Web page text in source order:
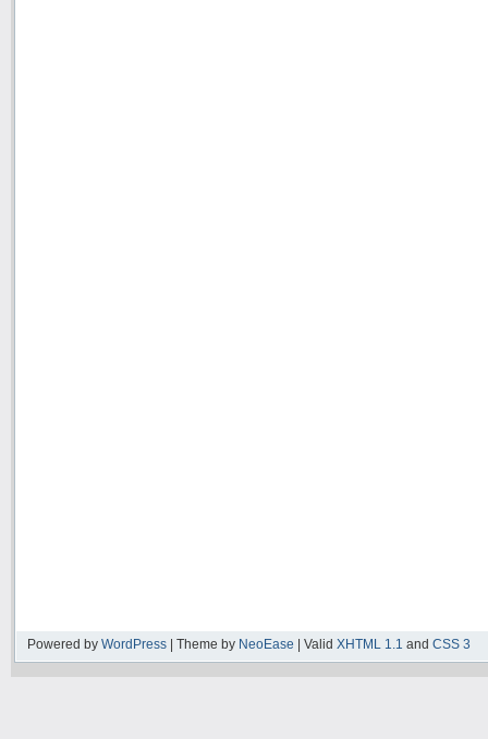
Powered by WordPress | Theme by NeoEase | Valid XHTML 1.1 and CSS 3